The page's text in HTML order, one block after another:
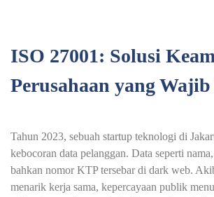
ISO 27001: Solusi
Perusahaan yang
Tahun 2023, sebuah startup teknologi di
kebocoran data pelanggan. Data seperti
bahkan nomor KTP tersebar di dark web.
menarik kerja sama, kepercayaan publik